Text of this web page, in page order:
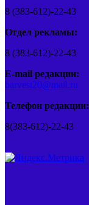
8 (383-612)-22-43
Отдел рекламы:
8 (383-612)-22-43
E-mail редакции:
barvest20@mail.ru
Телефон редакции:
8(383-612)-22-43